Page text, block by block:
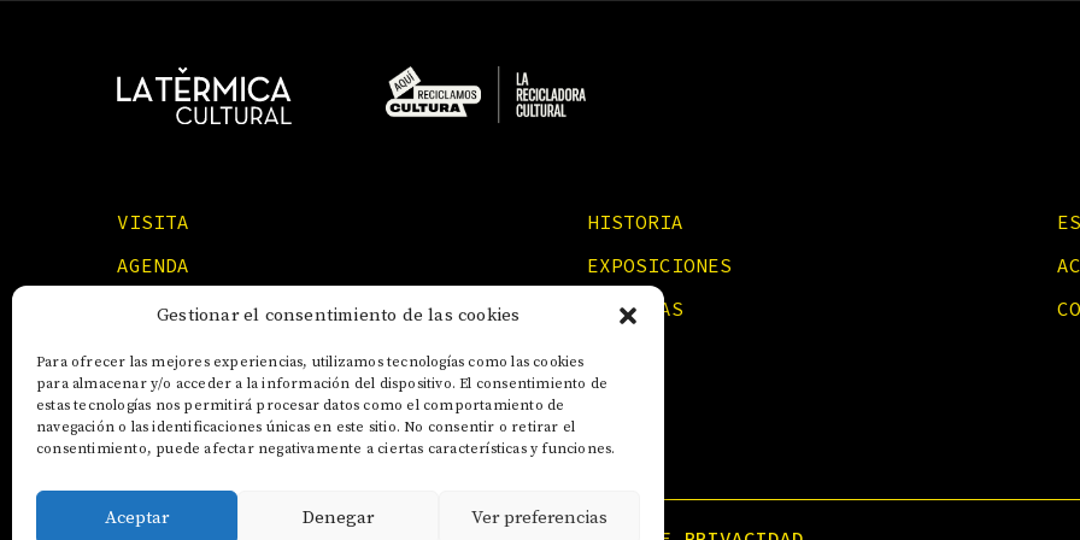
Gestionar el consentimiento de las cookies
Para ofrecer las mejores experiencias, utilizamos tecnologías como las cookies
para almacenar y/o acceder a la información del dispositivo. El consentimiento de
estas tecnologías nos permitirá procesar datos como el comportamiento de
navegación o las identificaciones únicas en este sitio. No consentir o retirar el
consentimiento, puede afectar negativamente a ciertas características y funciones.
Aceptar Denegar Ver preferencias
VISITA HISTORIA
AGENDA
EXPOSICIONES
FORMACIONES
NOTICIAS